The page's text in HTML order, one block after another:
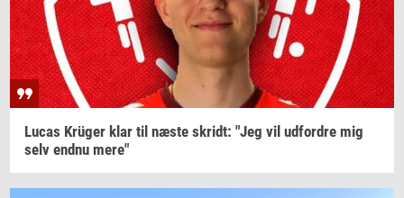
Lucas Krüger klar til næste skridt: "Jeg vil ud­for­dre mig
selv endnu mere"